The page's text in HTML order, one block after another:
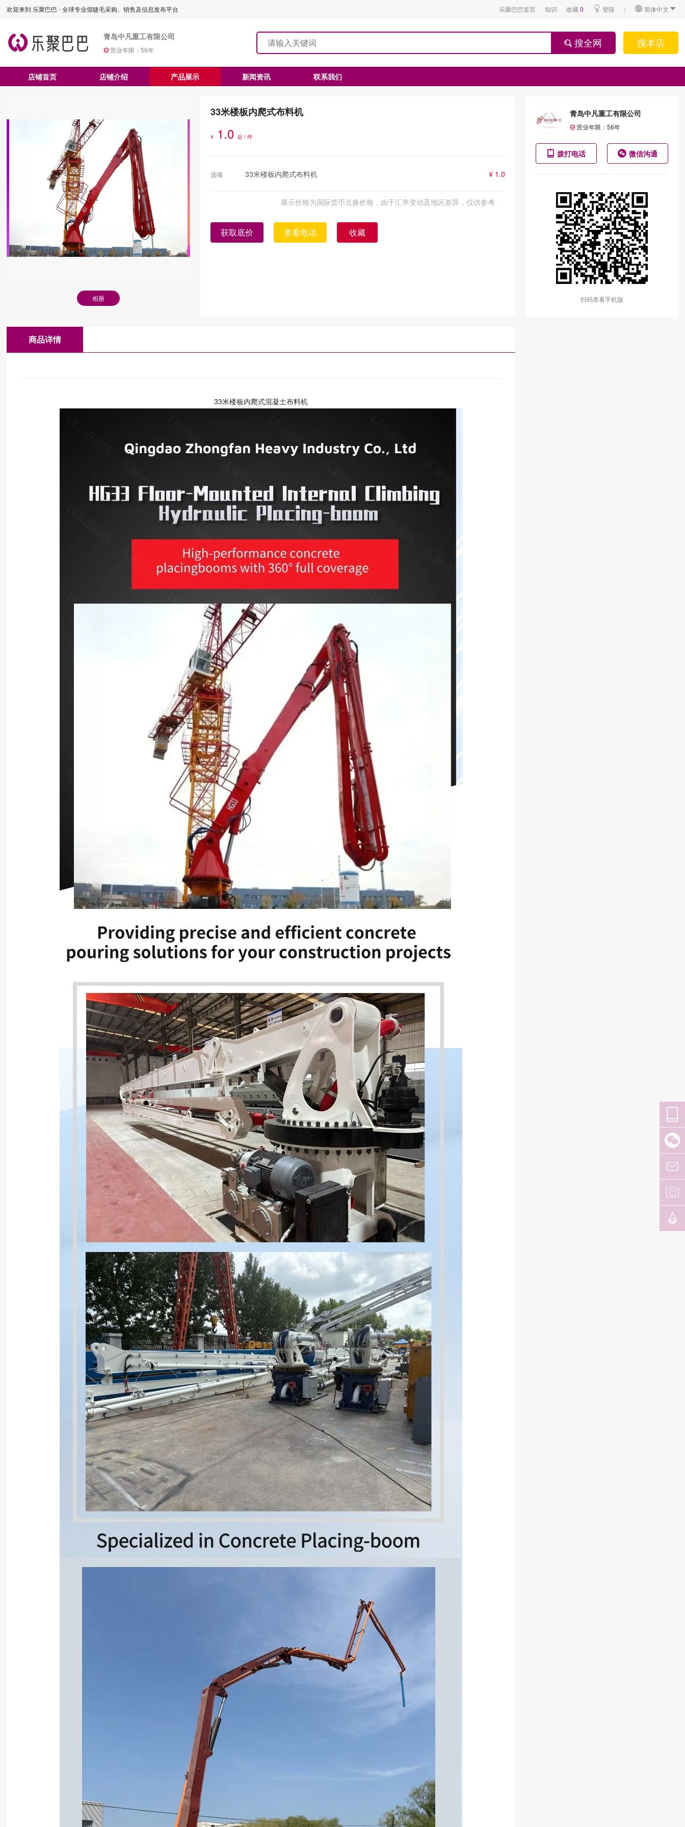
欢迎来到 乐聚巴巴 - 全球专业假睫毛采购、销售及信息发布平台 乐聚巴巴首页 知识 收藏0 登陆 | 简体中文
青岛中凡重工有限公司
营业年限：56年
搜全网 搜本店
店铺首页 店铺介绍 产品展示 新闻资讯 联系我们
相册
33米楼板内爬式布料机
¥ 1.0起 / 件
选项 33米楼板内爬式布料机 ¥ 1.0
展示价格为国际货币兑换价格，由于汇率变动及地区差异，仅供参考
获取底价 查看电话 收藏
商品详情
33米楼板内爬式混凝土布料机
青岛中凡重工有限公司
营业年限： 56年
拨打电话 微信沟通
扫码查看手机版